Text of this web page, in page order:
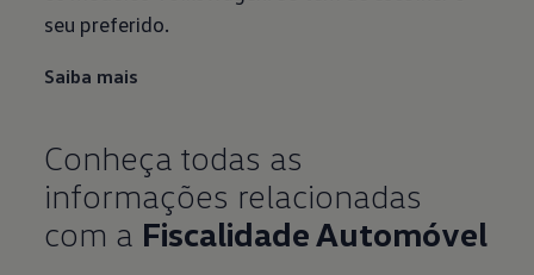
seu preferido.
Saiba mais
Conheça todas as
informações relacionadas
com a Fiscalidade Automóvel